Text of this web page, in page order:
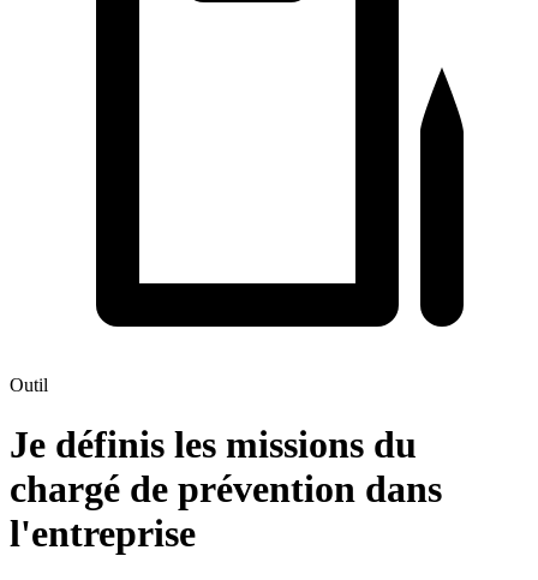
Outil
Je définis les missions du
chargé de prévention dans
l'entreprise